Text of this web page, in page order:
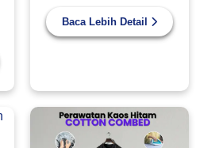
Baca Lebih Detail